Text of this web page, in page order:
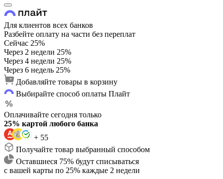
Для клиентов всех банков
Разбейте оплату на части без переплат
Сейчас 25%
Через 2 недели 25%
Через 4 недели 25%
Через 6 недель 25%
Добавляйте товары в корзину
Выбирайте способ оплаты Плайт
Оплачивайте сегодня только
25% картой любого банка
+ 55
Получайте товар выбранный способом
Оставшиеся 75% будут списываться
с вашей карты по 25% каждые 2 недели